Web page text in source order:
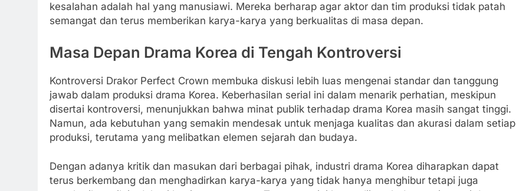
kesalahan adalah hal yang manusiawi. Mereka berharap agar aktor dan tim produksi tidak patah
semangat dan terus memberikan karya-karya yang berkualitas di masa depan.
Masa Depan Drama Korea di Tengah Kontroversi
Kontroversi Drakor Perfect Crown membuka diskusi lebih luas mengenai standar dan tanggung
jawab dalam produksi drama Korea. Keberhasilan serial ini dalam menarik perhatian, meskipun
disertai kontroversi, menunjukkan bahwa minat publik terhadap drama Korea masih sangat tinggi.
Namun, ada kebutuhan yang semakin mendesak untuk menjaga kualitas dan akurasi dalam setiap
produksi, terutama yang melibatkan elemen sejarah dan budaya.
Dengan adanya kritik dan masukan dari berbagai pihak, industri drama Korea diharapkan dapat
terus berkembang dan menghadirkan karya-karya yang tidak hanya menghibur tetapi juga